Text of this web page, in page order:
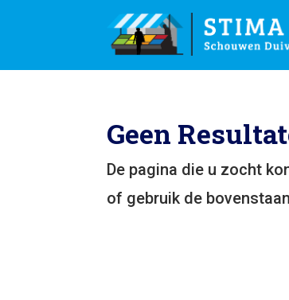
Geen
De pagina die u zocht
of gebruik de